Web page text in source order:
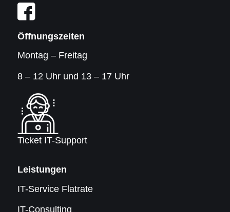
Öffnungszeiten
Montag – Freitag
8 – 12 Uhr und 13 – 17 Uhr
Ticket IT-Support
Leistungen
IT-Service Flatrate
IT-Consulting